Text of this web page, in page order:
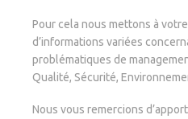
Pour cela nous mettons à
d’informations variées
problématiques de
Qualité, Sécurité,
Nous vous remercions